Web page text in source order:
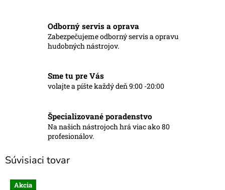
Odborný servis a oprava
Zabezpečujeme odborný servis a opravu
hudobných nástrojov.
Sme tu pre Vás
volajte a píšte každý deň 9:00 -20:00
Špecializované poradenstvo
Na našich nástrojoch hrá viac ako 80
profesionálov.
Súvisiaci tovar
Akcia